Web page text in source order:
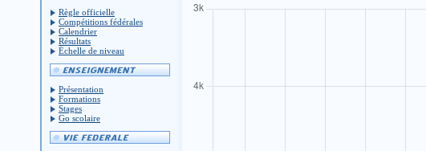
Règle officielle
Compétitions fédérales
Calendrier
Résultats
Échelle de niveau
Présentation
Formations
Stages
Go scolaire